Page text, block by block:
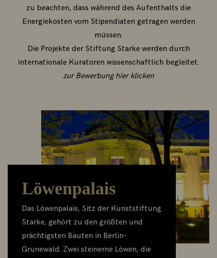
zu beachten, dass während des Aufenthalts die
Energiekosten vom Stipendiaten getragen werden
müssen.
Die Projekte der Stiftung Starke werden durch
internationale Kuratoren wissenschaftlich begleitet.
zur Bewerbung hier klicken
Löwenpalais
Das Löwenpalais, Sitz der Kunststiftung
Starke, gehört zu den größten und
prächtigsten Bauten in Berlin-
Grunewald. Zwei steinerne Löwen, die